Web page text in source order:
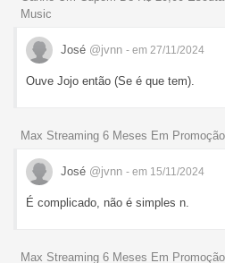
Music
José @jvnn - em 27/11/2024
Ouve Jojo então (Se é que tem).
Max Streaming 6 Meses Em Promoção
José @jvnn - em 15/11/2024
É complicado, não é simples n.
Max Streaming 6 Meses Em Promoção